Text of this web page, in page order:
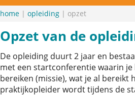
Kruimelpad
home opleiding opzet
Opzet van de
De opleiding duurt 2 jaar en
met een startconferentie waarin
bereiken (missie), wat je al
praktijkopleider wordt tijdens de